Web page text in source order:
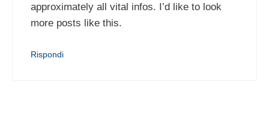
approximately all vital infos. I’d like to look
more posts like this.
Rispondi